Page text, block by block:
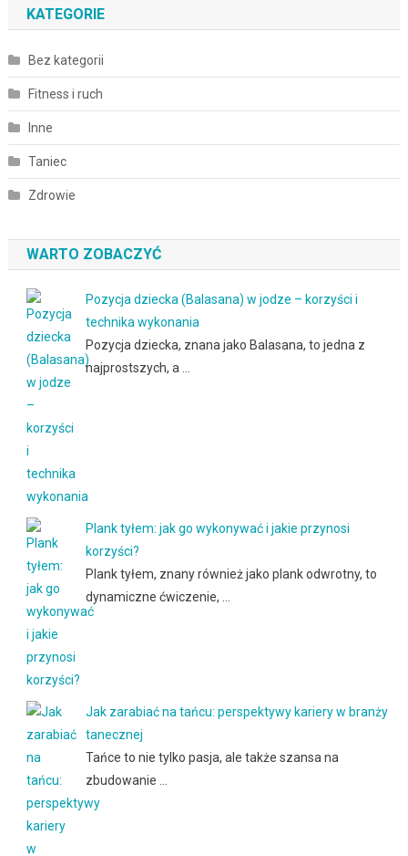
KATEGORIE
Bez kategorii
Fitness i ruch
Inne
Taniec
Zdrowie
WARTO ZOBACZYĆ
Pozycja dziecka (Balasana) w jodze – korzyści i
technika wykonania
Pozycja dziecka, znana jako Balasana, to jedna z
najprostszych, a …
Plank tyłem: jak go wykonywać i jakie przynosi
korzyści?
Plank tyłem, znany również jako plank odwrotny, to
dynamiczne ćwiczenie, …
Jak zarabiać na tańcu: perspektywy kariery w branży
tanecznej
Tańce to nie tylko pasja, ale także szansa na
zbudowanie …